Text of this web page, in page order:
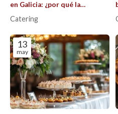
en Galicia: ¿por qué la
restauración es el alma de la
celebración?
Catering
13
may